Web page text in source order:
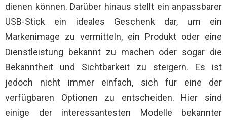
dienen können. Darüber hinaus stellt ein anpassbarer
USB-Stick ein ideales Geschenk dar, um ein
Markenimage zu vermitteln, ein Produkt oder eine
Dienstleistung bekannt zu machen oder sogar die
Bekanntheit und Sichtbarkeit zu steigern. Es ist
jedoch nicht immer einfach, sich für eine der
verfügbaren Optionen zu entscheiden. Hier sind
einige der interessantesten Modelle bekannter